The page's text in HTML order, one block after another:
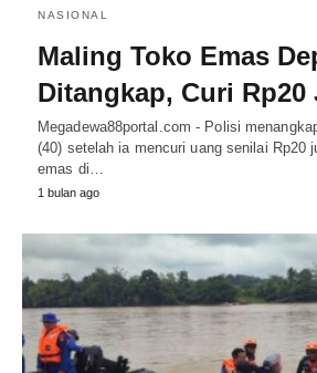
NASIONAL
Maling Toko Emas
Ditangkap, Curi Rp20
Megadewa88portal.com - Polisi
(40) setelah ia mencuri uang senilai Rp20
emas di…
1 bulan ago